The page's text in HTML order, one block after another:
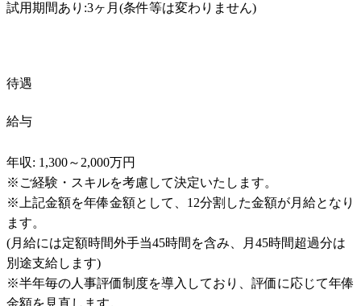
試用期間あり:3ヶ月(条件等は変わりません)
待遇
給与
年収: 1,300～2,000万円
※ご経験・スキルを考慮して決定いたします。
※上記金額を年俸金額として、12分割した金額が月給となり
ます。
(月給には定額時間外手当45時間を含み、月45時間超過分は
別途支給します)
※半年毎の人事評価制度を導入しており、評価に応じて年俸